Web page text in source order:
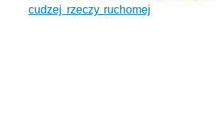
cudzej rzeczy ruchomej